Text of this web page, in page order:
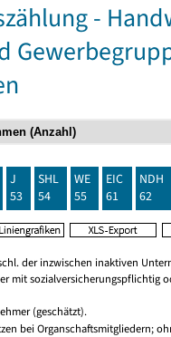
-
J
53
SHL
54
WE
55
EIC
61
NDH
62
der inzwischen inaktiven
mit sozialversicherungspflichtig
(geschätzt).
bei Organschaftsmitgliedern;